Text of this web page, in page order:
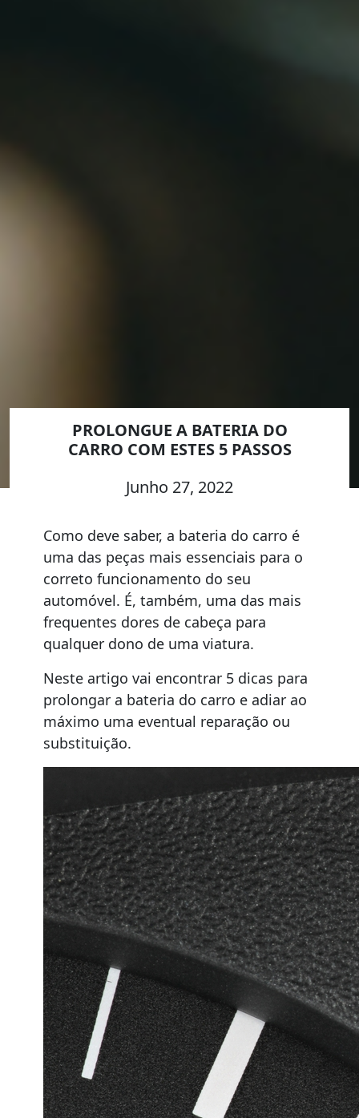
PROLONGUE A BATERIA DO
CARRO COM ESTES 5 PASSOS
Junho 27, 2022
Como deve saber, a bateria do carro é
uma das peças mais essenciais para o
correto funcionamento do seu
automóvel. É, também, uma das mais
frequentes dores de cabeça para
qualquer dono de uma viatura.
Neste artigo vai encontrar 5 dicas para
prolongar a bateria do carro e adiar ao
máximo uma eventual reparação ou
substituição.